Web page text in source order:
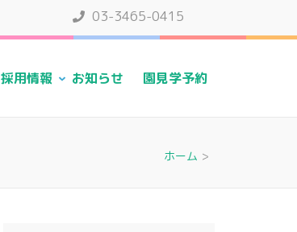
03-3465-0415
採用情報 お知らせ 園見学予約
ホーム >